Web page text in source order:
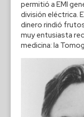
permitió a EMI
división eléctrica.
dinero rindió
muy entusiasta
medicina: la